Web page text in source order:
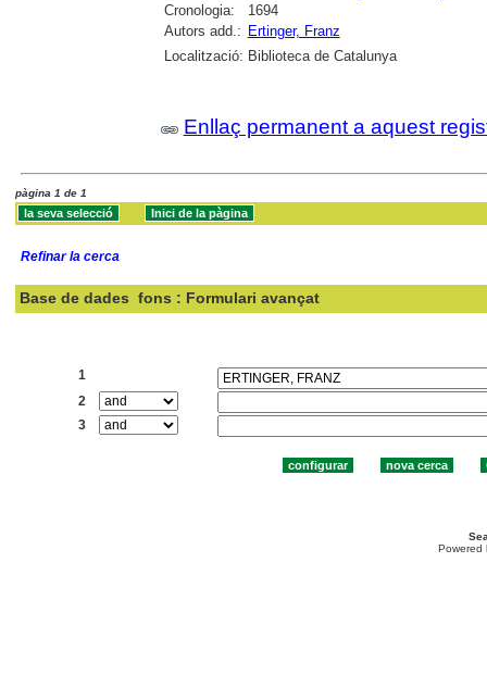
Cronologia:
1694
Autors add.: Ertinger, Franz
Localització: Biblioteca de Catalunya
Enllaç permanent a aquest
pàgina 1 de 1
Refinar la cerca
Base de dades fons : Formulari avançat
1
2
3
Powered